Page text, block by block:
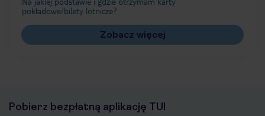
pokładowe/bilety lotnicze?
Zobacz więcej
Pobierz bezpłatną aplikację TUI